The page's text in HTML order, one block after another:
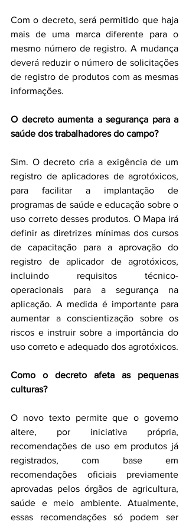
Com o decreto, será permitido que haja
mais de uma marca diferente para o
mesmo número de registro. A mudança
deverá reduzir o número de solicitações
de registro de produtos com as mesmas
informações.
O decreto aumenta a segurança para a
saúde dos trabalhadores do campo?
Sim. O decreto cria a exigência de um
registro de aplicadores de agrotóxicos,
para facilitar a implantação de
programas de saúde e educação sobre o
uso correto desses produtos. O Mapa irá
definir as diretrizes mínimas dos cursos
de capacitação para a aprovação do
registro de aplicador de agrotóxicos,
incluindo requisitos técnico-
operacionais para a segurança na
aplicação. A medida é importante para
aumentar a conscientização sobre os
riscos e instruir sobre a importância do
uso correto e adequado dos agrotóxicos.
Como o decreto afeta as pequenas
culturas?
O novo texto permite que o governo
altere, por iniciativa própria,
recomendações de uso em produtos já
registrados, com base em
recomendações oficiais previamente
aprovadas pelos órgãos de agricultura,
saúde e meio ambiente. Atualmente,
essas recomendações só podem ser